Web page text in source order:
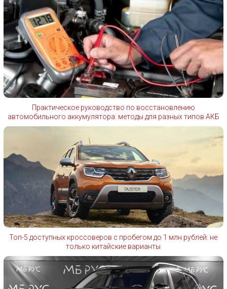
Практическое руководство по восстановлению
автомобильного аккумулятора: методы для разных типов АКБ
Топ-5 доступных кроссоверов с пробегом до 1 млн рублей: не
только китайские варианты